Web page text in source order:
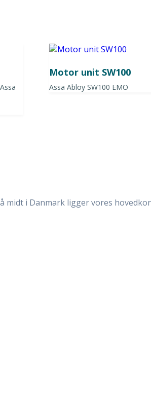
Assa
Motor unit SW100
Assa Abloy SW100 EMO
midt i Danmark ligger vores